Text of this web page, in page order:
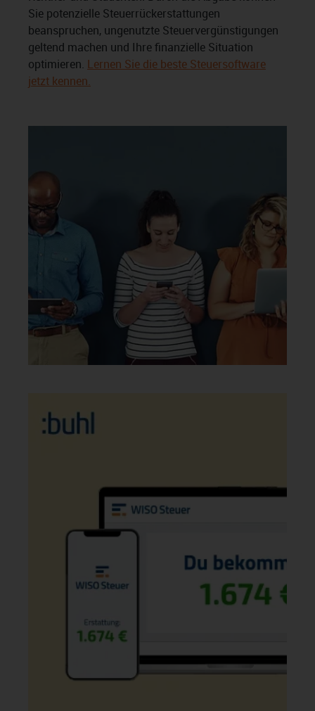
Sie potenzielle Steuerrückerstattungen
beanspruchen, ungenutzte Steuervergünstigungen
geltend machen und Ihre finanzielle Situation
optimieren. Lernen Sie die beste Steuersoftware
jetzt kennen.